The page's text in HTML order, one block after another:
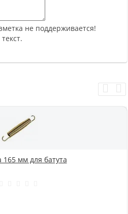
не поддерживается!
мм для батута